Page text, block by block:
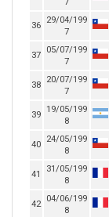
36
29/04/199
7
37
05/07/199
7
38
20/07/199
7
39
19/05/199
8
40
24/05/199
8
41
31/05/199
8
42
04/06/199
8